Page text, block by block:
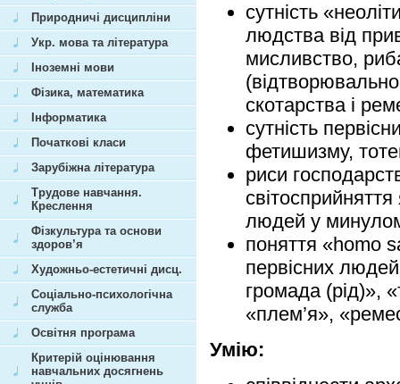
Природничі дисципліни
Укр. мова та література
Іноземні мови
Фізика, математика
Інформатика
Початкові класи
Зарубіжна література
Трудове навчання.
Креслення
Фізкультура та основи
здоров’я
Художньо-естетичні дисц.
Соціально-психологічна
служба
Освітня програма
Критерій оцінювання
навчальних досягнень
сутність
людства від
мисливство,
скотарства і
сутність
фетишизму,
риси
людей у
поняття «homo
первісних
громада (рід)»,
«плем’я»,
Умію: